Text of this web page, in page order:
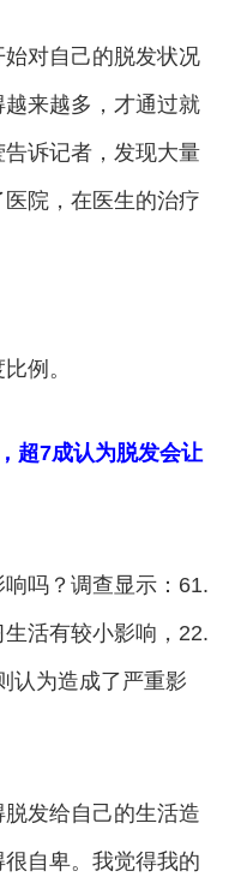
对自己的脱发状况
来越多，才通过就
诉记者，发现大量
院，在医生的治疗
例。
超7成认为脱发会让
吗？调查显示：61.
活有较小影响，22.
认为造成了严重影
发给自己的生活造
自卑。我觉得我的